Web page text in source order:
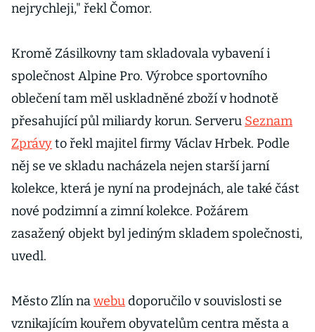
nejrychleji," řekl Čomor.
Kromě Zásilkovny tam skladovala vybavení i
společnost Alpine Pro. Výrobce sportovního
oblečení tam měl uskladněné zboží v hodnotě
přesahující půl miliardy korun. Serveru Seznam
Zprávyto řekl majitel firmy Václav Hrbek. Podle
něj se ve skladu nacházela nejen starší jarní
kolekce, která je nyní na prodejnách, ale také část
nové podzimní a zimní kolekce. Požárem
zasažený objekt byl jediným skladem společnosti,
uvedl.
Město Zlín nawebudoporučilo v souvislosti se
vznikajícím kouřem obyvatelům centra města a